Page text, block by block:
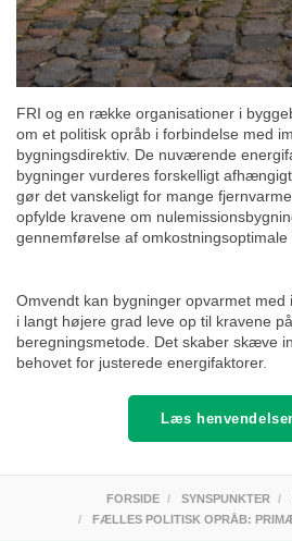
FRI og en række organisationer i
om et politisk opråb i forbindelse med
bygningsdirektiv. De nuværende
bygninger vurderes forskelligt
gør det vanskeligt for mange
opfylde kravene om
gennemførelse af omkostningsoptimale
Omvendt kan bygninger opvarmet
i langt højere grad leve op til kravene
beregningsmetode. Det skaber skæve
behovet for justerede energifaktorer.
Læs
FORSIDE SYNSPUNKTER
FÆLLES POLITISK OPRÅB: